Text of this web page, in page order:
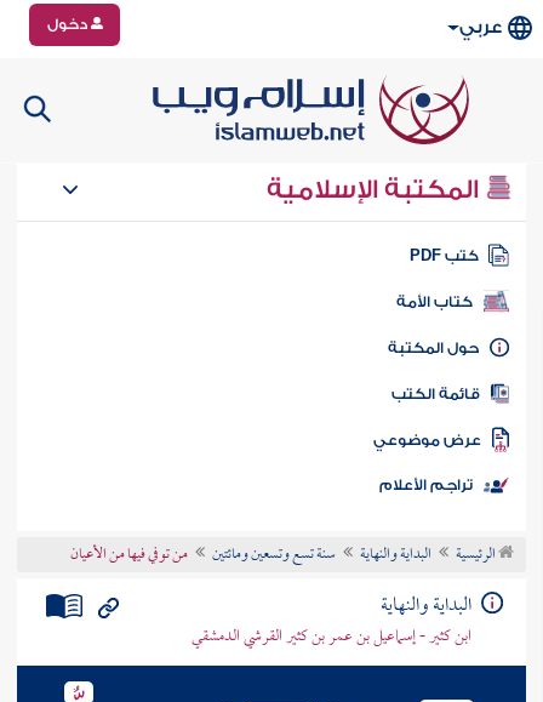
عربي دخول
المكتبة الإسلامية
كتب PDF
كتاب الأمة
المكتبة
الكتب
موضوعي
تراجم الأعلام
الرئيسية البداية والنهاية سنة تسع وتسعين ومائتين من توفي فيها من الأعيان
البداية والنهاية
ابن كثير - إسماعيل بن عمر بن كثير القرشي الدمشقي